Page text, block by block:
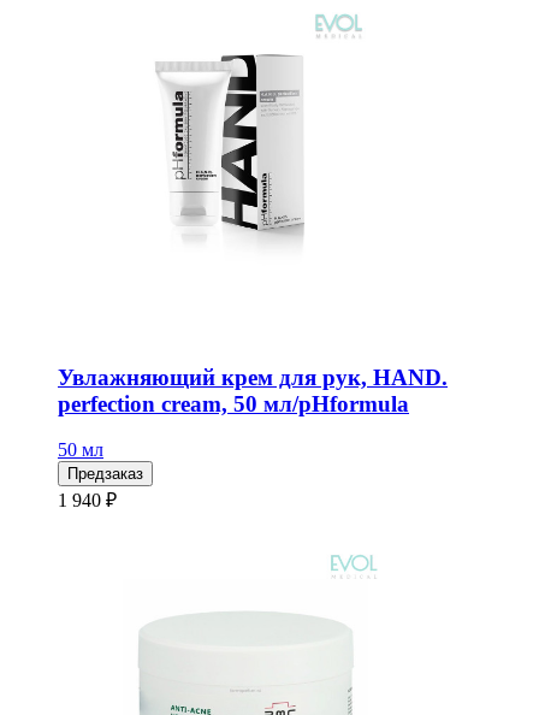
Увлажняющий крем для рук, HAND.
perfection cream, 50 мл/pHformula
50 мл
Предзаказ
1 940 ₽